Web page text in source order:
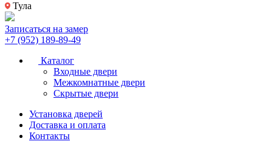
Тула
Записаться на замер
+7 (952) 189-89-49
Каталог
Входные двери
Межкомнатные двери
Скрытые двери
Установка дверей
Доставка и оплата
Контакты